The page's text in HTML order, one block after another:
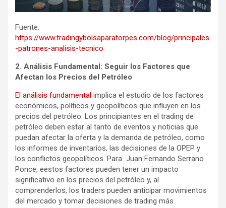
Fuente:
https://www.tradingybolsaparatorpes.com/blog/principales
-patrones-analisis-tecnico
2. Análisis Fundamental: Seguir los Factores que
Afectan los Precios del Petróleo
El análisis fundamental implica el estudio de los factores
económicos, políticos y geopolíticos que influyen en los
precios del petróleo. Los principiantes en el trading de
petróleo deben estar al tanto de eventos y noticias que
puedan afectar la oferta y la demanda de petróleo, como
los informes de inventarios, las decisiones de la OPEP y
los conflictos geopolíticos. Para Juan Fernando Serrano
Ponce, eestos factores pueden tener un impacto
significativo en los precios del petróleo y, al
comprenderlos, los traders pueden anticipar movimientos
del mercado y tomar decisiones de trading más